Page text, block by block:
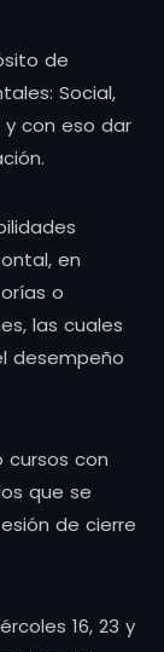
de
Social,
y con eso dar
en
o
las cuales
desempeño
cursos con
que se
de cierre
16, 23 y